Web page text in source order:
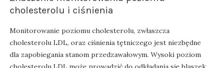
cholesterolu i ciśnienia
Monitorowanie poziomu cholesterolu, zwłaszcza
cholesterolu LDL, oraz ciśnienia tętniczego jest niezbędne
dla zapobiegania stanom przedzawałowym. Wysoki poziom